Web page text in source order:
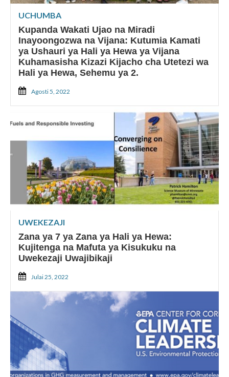
UCHUMBA
Kupanda Wakati Ujao na Miradi
Inayoongozwa na Vijana: Kutumia Kamati
ya Ushauri ya Hali ya Hewa ya Vijana
Kuhamasisha Kizazi Kijacho cha Utetezi wa
Hali ya Hewa, Sehemu ya 2.
Agosti 5, 2022
UWEKEZAJI
Zana ya 7 ya Zana ya Hali ya Hewa:
Kujitenga na Mafuta ya Kisukuku na
Uwekezaji Uwajibikaji
Julai 25, 2022